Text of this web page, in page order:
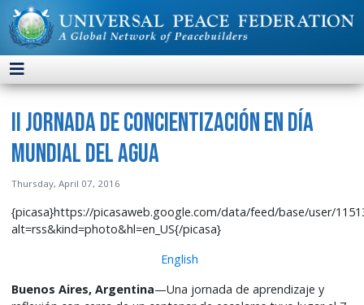
II Jornada de concientización en Día
Mundial del Agua
Thursday, April 07, 2016
{picasa}https://picasaweb.google.com/data/feed/base/user/
alt=rss&kind=photo&hl=en_US{/picasa}
English
Buenos Aires, Argentina—Una jornada de aprendizaje y